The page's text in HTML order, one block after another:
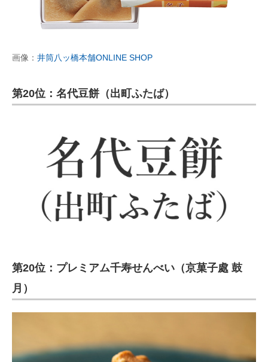
画像： 井筒八ッ橋本舗ONLINE SHOP
第20位：名代豆餅（出町ふたば）
第20位：プレミアム千寿せんべい（京菓子處 鼓
月）